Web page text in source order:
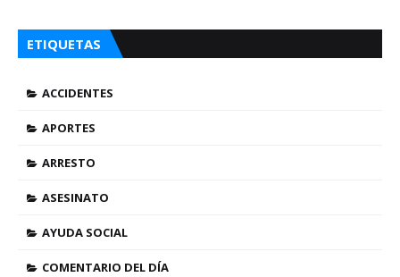
ETIQUETAS
ACCIDENTES
APORTES
ARRESTO
ASESINATO
AYUDA SOCIAL
COMENTARIO DEL DÍA